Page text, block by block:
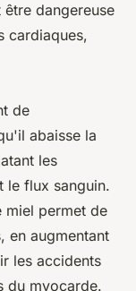
dangereuse
cardiaques,
de
abaisse la
les
le flux sanguin.
miel permet de
en augmentant
les accidents
du myocarde.